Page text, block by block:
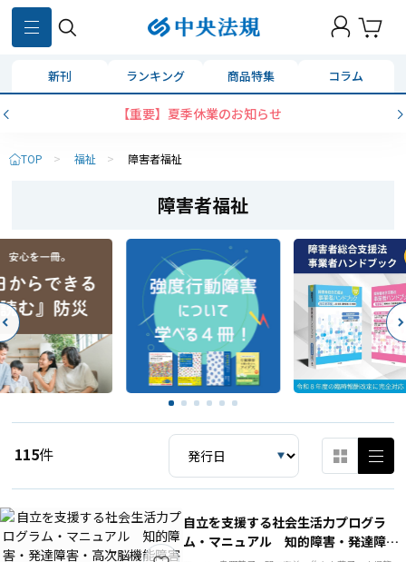
新刊 ランキング 商品特集 コラム
【重要】夏季休業のお知らせ コンビニ
TOP > 福祉 > 障害者福祉
障害者福祉
115件
自立を支援する社会生活力プログラ
ム・マニュアル 知的障害・発達障